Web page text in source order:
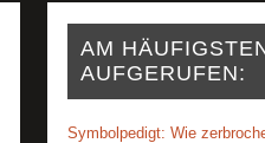
AM
AUFGERUFEN:
Symbolpedigt: Wie